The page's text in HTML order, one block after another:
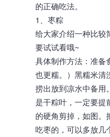
的正确吃法。
1、枣粽
给大家介绍一种比较
要试试看哦~
具体制作方法：准备
也更糯。）黑糯米清
捞出放到凉水中备用
是干粽叶，一定要
的硬角剪掉，如图。
吃枣的，可以多放几